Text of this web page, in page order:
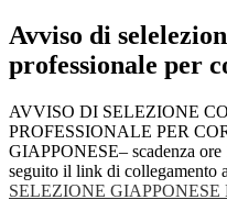
Avviso di
professionale per
AVVISO DI SELEZIONE
PROFESSIONALE PER
GIAPPONESE– scadenza
seguito il link di collegamento
SELEZIONE GIAPPONESE